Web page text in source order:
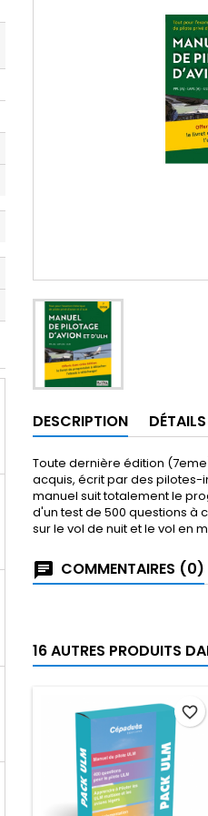
DESCRIPTION
Toute dernière édition
acquis, écrit par des pilotes-
manuel suit totalement le
d'un test de 500 questions à
sur le vol de nuit et le vol en
COMMENTAIRES (0)
16 AUTRES PRODUITS
favorite_border